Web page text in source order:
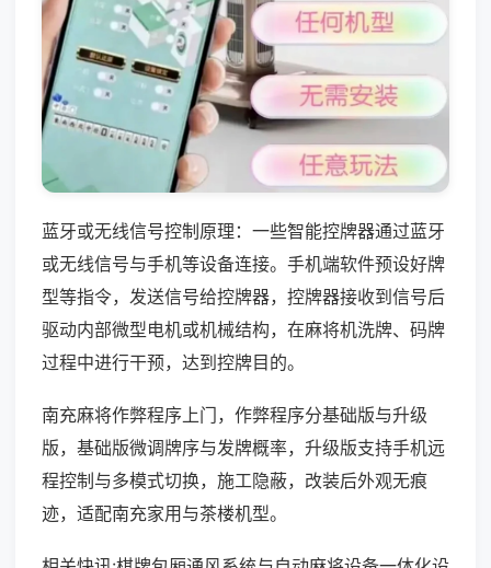
蓝牙或无线信号控制原理：一些智能控牌器通过蓝牙
或无线信号与手机等设备连接。手机端软件预设好牌
型等指令，发送信号给控牌器，控牌器接收到信号后
驱动内部微型电机或机械结构，在麻将机洗牌、码牌
过程中进行干预，达到控牌目的。
南充麻将作弊程序上门，作弊程序分基础版与升级
版，基础版微调牌序与发牌概率，升级版支持手机远
程控制与多模式切换，施工隐蔽，改装后外观无痕
迹，适配南充家用与茶楼机型。